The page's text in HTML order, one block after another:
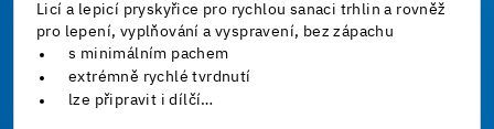
Licí a lepicí pryskyřice pro rychlou sanaci trhlin a rovněž
pro lepení, vyplňování a vyspravení, bez zápachu
s minimálním pachem
extrémně rychlé tvrdnutí
lze připravit i dílčí…